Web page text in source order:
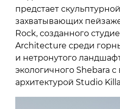
предстает
захватывающих
Rock, созданного
Architecture среди
и нетронутого
экологичного Shebara
архитектурой Studio